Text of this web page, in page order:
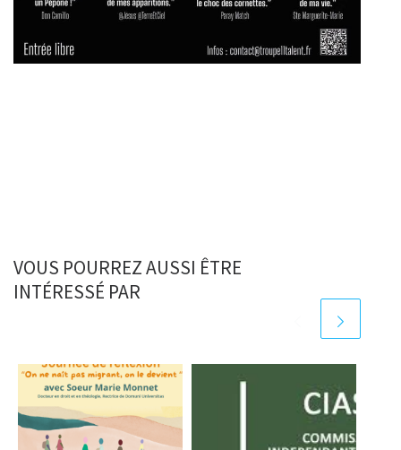
VOUS POURREZ AUSSI ÊTRE
INTÉRESSÉ PAR